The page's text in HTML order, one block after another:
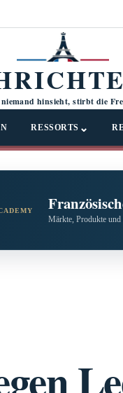
niemand hinsieht, stirbt die
RESSORTS ⌄
Märkte, Produkte und